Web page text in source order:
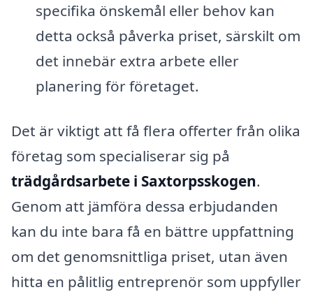
specifika önskemål eller behov kan
detta också påverka priset, särskilt om
det innebär extra arbete eller
planering för företaget.
Det är viktigt att få flera offerter från olika
företag som specialiserar sig på
trädgårdsarbete i Saxtorpsskogen.
Genom att jämföra dessa erbjudanden
kan du inte bara få en bättre uppfattning
om det genomsnittliga priset, utan även
hitta en pålitlig entreprenör som uppfyller